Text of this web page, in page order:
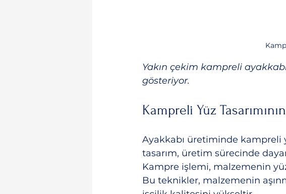
Yakın çekim kampreli
gösteriyor.
Kampreli Yüz
Ayakkabı üretiminde kampreli
tasarım, üretim sürecinde
Kampre işlemi, malzemenin
Bu teknikler, malzemenin